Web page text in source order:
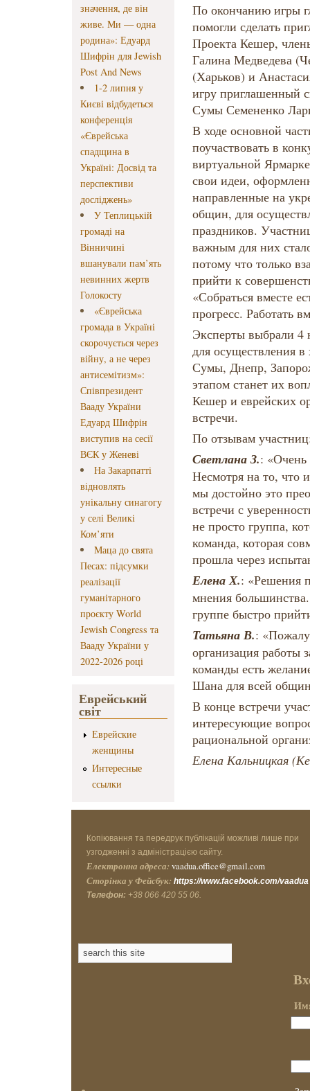
значення, де він
живе. Ми — одна
родина»: Едуард
Шифрін для Jewish
Post And News
1-2 липня у
Києві відбудеться
конференція
«Єврейська
спадщина в
Україні: Досвід та
перспективи
досліджень»
У Теплицькій
громаді на
Вінничині
вшанували пам’ять
невинних жертв
Голокосту
«Єврейська
громада в Україні
скорочується через
війну, а не через
антисемітизм»:
Співпрезидент
Вааду України
Едуард Шифрін
виступив на сесії
ВЄК у Женеві
На Закарпатті
відновлять
унікальну синагогу
у селі Великі
Ком’яти
Маца до свята
Песах: підсумки
реалізації
гуманітарного
проєкту World
Jewish Congress та
Вааду України у
2022-2026 році
Еврейський
світ
Еврейские
женщины
Интересные
ссылки
По окончанию игры
помогли сделать
Проекта Кешер,
Галина Медведева
(Харьков) и
игру приглашенный
Сумы Семененко
В ходе основной
поучаствовать в
виртуальной
свои идеи,
направленные на
общин, для
праздников.
важным для них
потому что только
прийти к
«Собраться вместе
прогресс. Работать
Эксперты выбрали 4
для осуществления
Сумы, Днепр,
этапом станет их
Кешер и еврейских
встречи.
По отзывам
Светлана З.: «Очень
Несмотря на то, что
мы достойно это
встречи с
не просто группа,
команда, которая
прошла через
Елена Х.: «Решения
мнения
группе быстро
Татьяна В.:
организация работы
команды есть
Шана для всей
В конце встречи
интересующие
рациональной
Елена Кальницкая
Копіювання та передрук публікацій можливі лише при
узгодженні з адміністрацією сайту.
Електронна адреса: vaadua.office@gmail.com
Сторінка у Фейсбук: https://www.facebook.com/vaadua
Телефон: +38 066 420 55 06.